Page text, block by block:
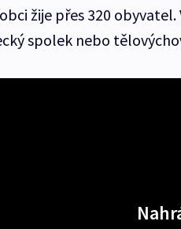
žije přes 320
spolek nebo